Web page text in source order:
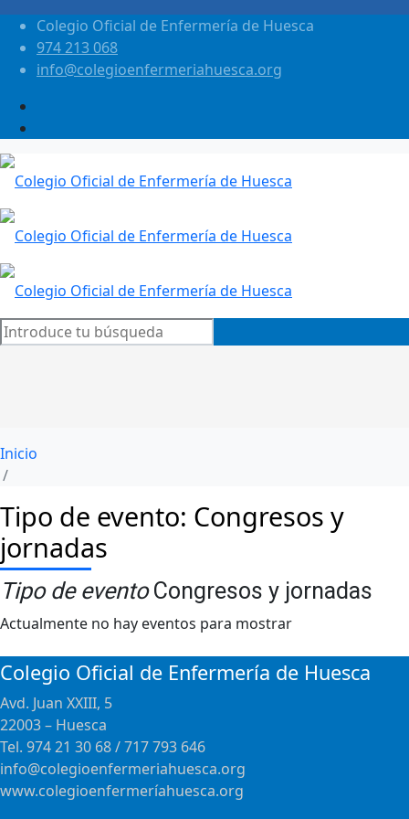
Colegio Oficial de Enfermería de Huesca
974 213 068
info@colegioenfermeriahuesca.org
Inicio
Tipo de evento: Congresos y
jornadas
Tipo de evento Congresos y jornadas
Actualmente no hay eventos para mostrar
Colegio Oficial de Enfermería de Huesca
Avd. Juan XXIII, 5
22003 – Huesca
Tel. 974 21 30 68 / 717 793 646
info@colegioenfermeriahuesca.org
www.colegioenfermeríahuesca.org